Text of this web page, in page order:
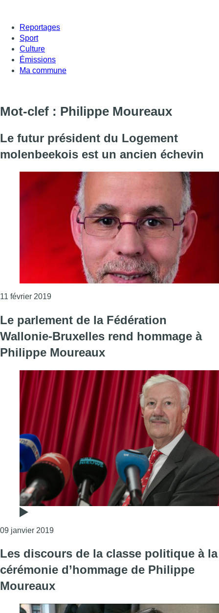
Reportages
Sport
Culture
Émissions
Ma commune
Mot-clef : Philippe Moureaux
Le futur président du Logement
molenbeekois est un ancien échevin
11 février 2019Consulter l'article "Le futur président du
Le parlement de la Fédération
Wallonie-Bruxelles rend hommage à
Philippe Moureaux
09 janvier 2019Consulter l'article "Le parlement de la
Les discours de la classe politique à la
cérémonie d’hommage de Philippe
Moureaux